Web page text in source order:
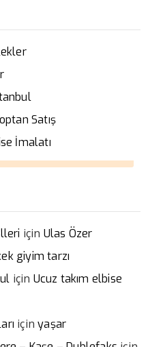
Satış
İmalatı
için Ulas Özer
giyim tarzı
için Ucuz takım elbise
içinyaşar